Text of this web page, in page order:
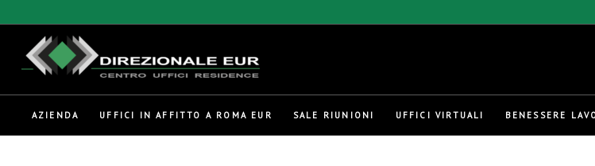
AZIENDA UFFICI IN AFFITTO A ROMA EUR SALE RIUNIONI UFFICI VIRTUALI BENESSERE